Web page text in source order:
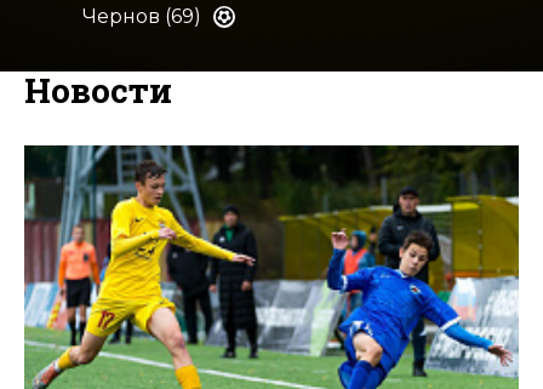
Чернов (69)
Новости